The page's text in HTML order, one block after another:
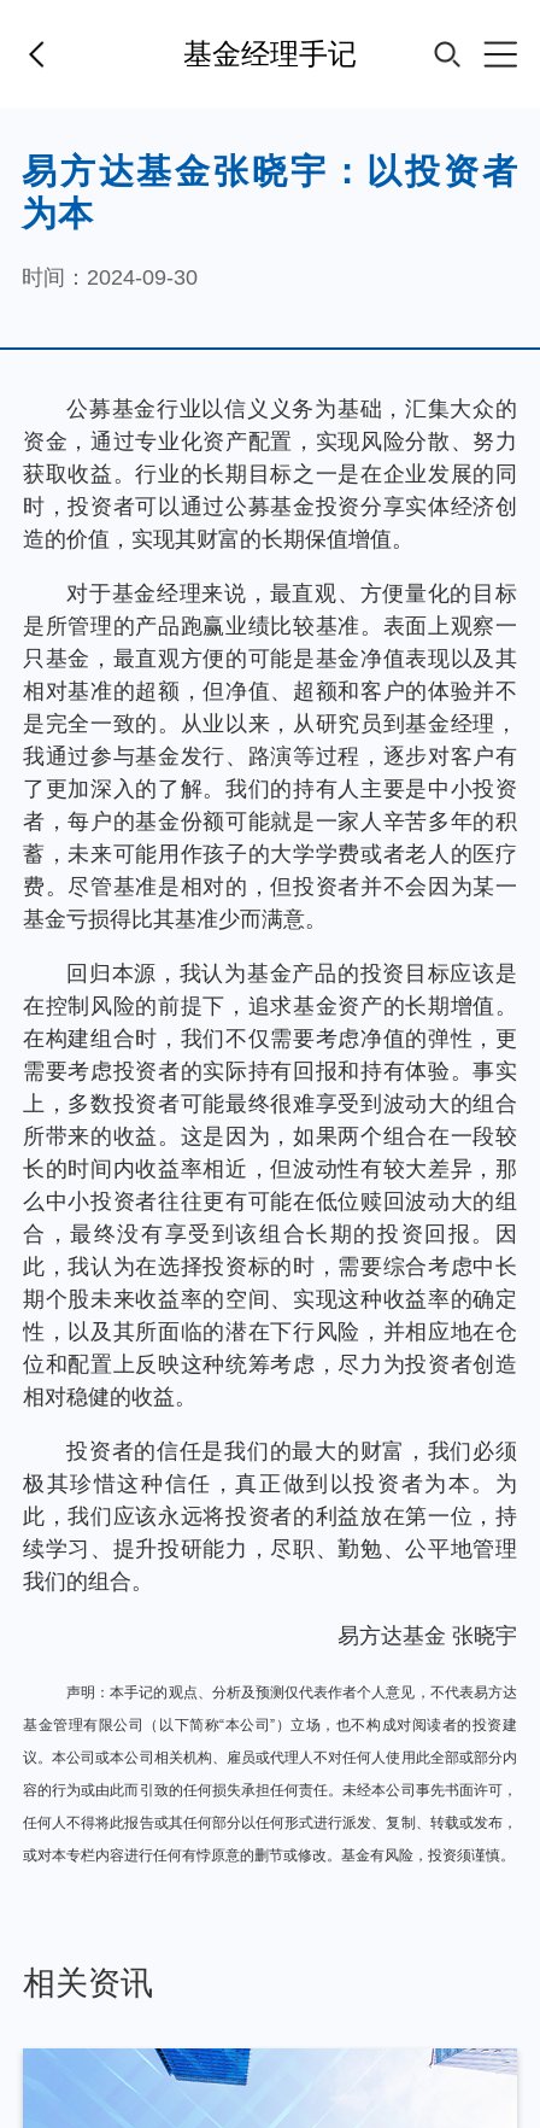
基金经理手记
首页
基金经理
FOF
个人养老金
投资顾问
关于我们
我的账户
客服中心
易方达基金张晓宇：以投资者
为本
时间：2024-09-30
公募基金行业以信义义务为基础，汇集大众的
资金，通过专业化资产配置，实现风险分散、努力
获取收益。行业的长期目标之一是在企业发展的同
时，投资者可以通过公募基金投资分享实体经济创
造的价值，实现其财富的长期保值增值。
对于基金经理来说，最直观、方便量化的目标
是所管理的产品跑赢业绩比较基准。表面上观察一
只基金，最直观方便的可能是基金净值表现以及其
相对基准的超额，但净值、超额和客户的体验并不
是完全一致的。从业以来，从研究员到基金经理，
我通过参与基金发行、路演等过程，逐步对客户有
了更加深入的了解。我们的持有人主要是中小投资
者，每户的基金份额可能就是一家人辛苦多年的积
蓄，未来可能用作孩子的大学学费或者老人的医疗
费。尽管基准是相对的，但投资者并不会因为某一
基金亏损得比其基准少而满意。
回归本源，我认为基金产品的投资目标应该是
在控制风险的前提下，追求基金资产的长期增值。
在构建组合时，我们不仅需要考虑净值的弹性，更
需要考虑投资者的实际持有回报和持有体验。事实
上，多数投资者可能最终很难享受到波动大的组合
所带来的收益。这是因为，如果两个组合在一段较
长的时间内收益率相近，但波动性有较大差异，那
么中小投资者往往更有可能在低位赎回波动大的组
合，最终没有享受到该组合长期的投资回报。因
此，我认为在选择投资标的时，需要综合考虑中长
期个股未来收益率的空间、实现这种收益率的确定
性，以及其所面临的潜在下行风险，并相应地在仓
位和配置上反映这种统筹考虑，尽力为投资者创造
相对稳健的收益。
投资者的信任是我们的最大的财富，我们必须
极其珍惜这种信任，真正做到以投资者为本。为
此，我们应该永远将投资者的利益放在第一位，持
续学习、提升投研能力，尽职、勤勉、公平地管理
我们的组合。
易方达基金 张晓宇
声明：本手记的观点、分析及预测仅代表作者个人意见，不代表易方达
基金管理有限公司（以下简称“本公司”）立场，也不构成对阅读者的投资建
议。本公司或本公司相关机构、雇员或代理人不对任何人使用此全部或部分内
容的行为或由此而引致的任何损失承担任何责任。未经本公司事先书面许可，
任何人不得将此报告或其任何部分以任何形式进行派发、复制、转载或发布，
或对本专栏内容进行任何有悖原意的删节或修改。基金有风险，投资须谨慎。
相关资讯